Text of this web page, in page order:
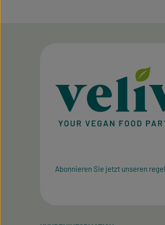
Abonnieren Sie jetzt unseren